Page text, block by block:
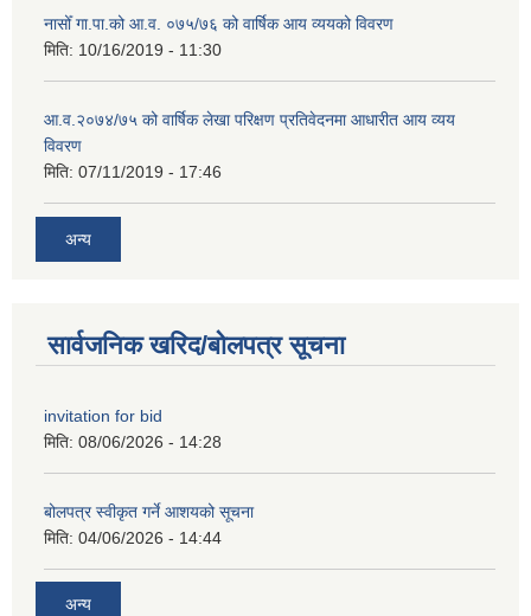
नासोँ गा.पा.को आ.व. ०७५/७६ को वार्षिक आय व्ययको विवरण
मिति: 10/16/2019 - 11:30
आ.व.२०७४/७५ को वार्षिक लेखा परिक्षण प्रतिवेदनमा आधारीत आय व्यय
विवरण
मिति: 07/11/2019 - 17:46
अन्य
सार्वजनिक खरिद/बोलपत्र सूचना
invitation for bid
मिति: 08/06/2026 - 14:28
बोलपत्र स्वीकृत गर्ने आशयको सूचना
मिति: 04/06/2026 - 14:44
अन्य